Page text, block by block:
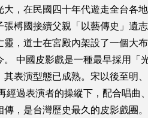
大，在民國四十年代遊走全台各
榑國接續父親「以藝傳史」遺
，道士在宮殿內架設了一個大
。 中國皮影戲是一種最早採用
表演型態已成熟。宋以後至明
經過表演者的操縱下，配合唱曲
，是台灣歷史最久的皮影戲團